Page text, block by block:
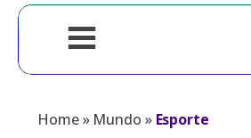
Home» Mundo » Esporte